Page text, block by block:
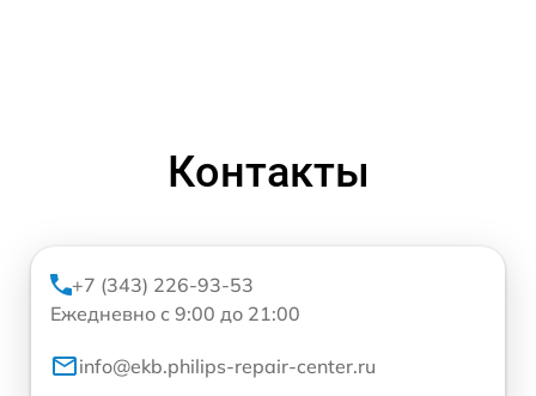
Контакты
+7 (343) 226-93-53
Ежедневно с 9:00 до 21:00
info@ekb.philips-repair-center.ru